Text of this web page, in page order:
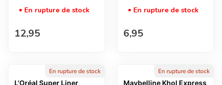
En rupture de stock
Prix normal
12,95
En rupture de stock
Prix normal
6,95
En rupture de stock
L'Oréal Super Liner
En rupture de stock
Maybelline Khol Express